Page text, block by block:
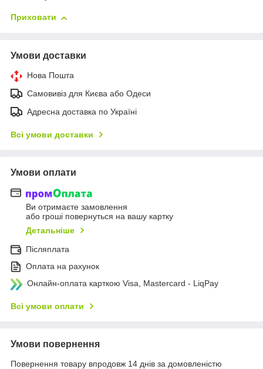
Приховати
Умови доставки
Нова Пошта
Самовивіз для Києва або Одеси
Адресна доставка по Україні
Всі умови доставки
Умови оплати
Ви отримаєте замовлення
або гроші повернуться на вашу картку
Детальніше
Післяплата
Оплата на рахунок
Онлайн-оплата карткою Visa, Mastercard - LiqPay
Всі умови оплати
Умови повернення
Повернення товару впродовж 14 днів за домовленістю